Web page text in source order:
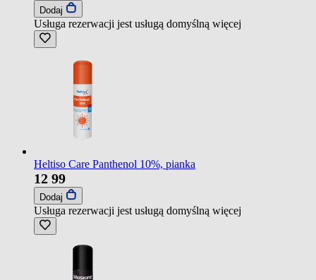
Dodaj
Usługa rezerwacji jest usługą domyślną więcej
Heltiso Care Panthenol 10%, pianka
12 99
Dodaj
Usługa rezerwacji jest usługą domyślną więcej